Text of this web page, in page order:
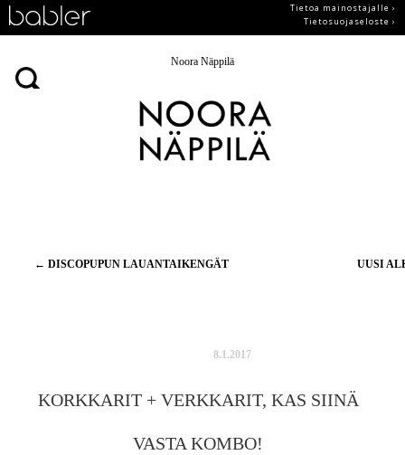
Tietoa mainostajalle ›
Tietosuojaseloste ›
Noora Näppilä
Artikkelien
← DISCOPUPUN LAUANTAIKENGÄT UUSI
8.1.2017
KORKKARIT + VERKKARIT, KAS SIINÄ
VASTA KOMBO!